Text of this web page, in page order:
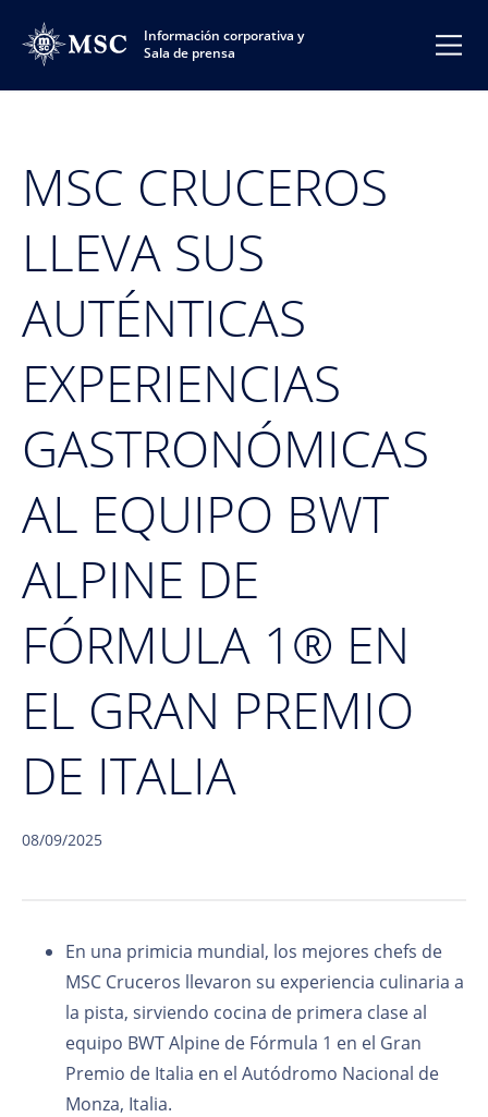
Información corporativa y
Sala de prensa
MSC CRUCEROS
LLEVA SUS
AUTÉNTICAS
EXPERIENCIAS
GASTRONÓMICAS
AL EQUIPO BWT
ALPINE DE
FÓRMULA 1® EN
EL GRAN PREMIO
DE ITALIA
08/09/2025
En una primicia mundial, los mejores chefs de
MSC Cruceros llevaron su experiencia culinaria a
la pista, sirviendo cocina de primera clase al
equipo BWT Alpine de Fórmula 1 en el Gran
Premio de Italia en el Autódromo Nacional de
Monza, Italia.